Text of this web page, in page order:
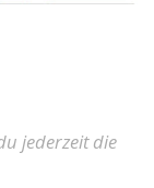
jederzeit die